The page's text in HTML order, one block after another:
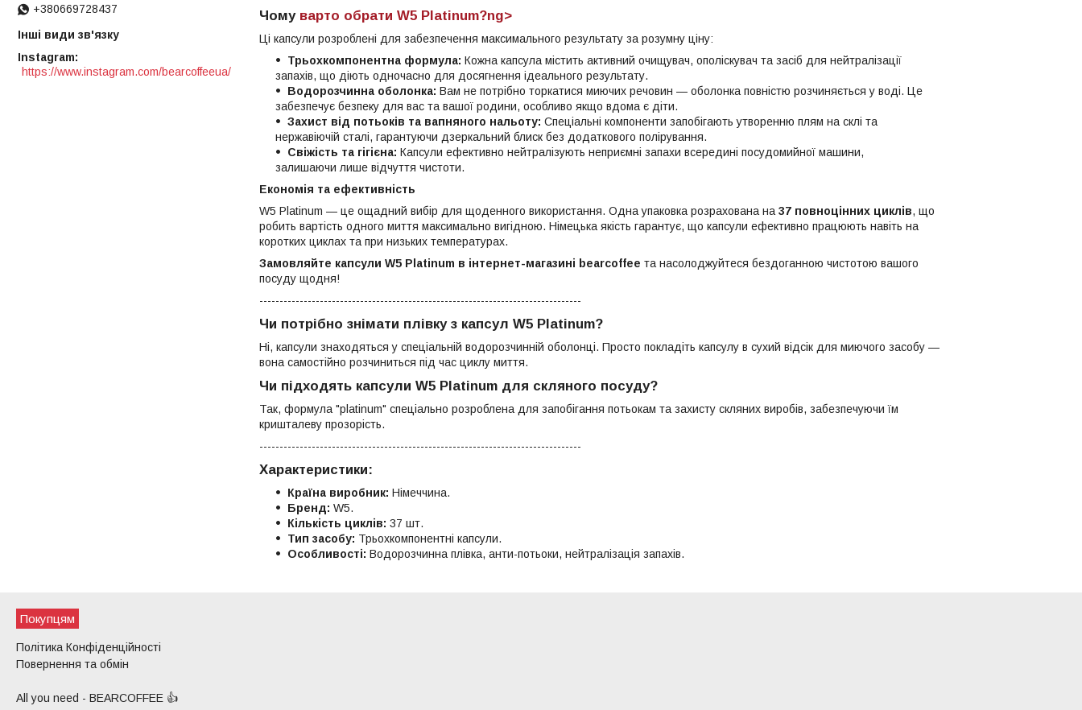
Чому варто обрати W5 Platinum?ng>
Ці капсули розроблені для забезпечення максимального результату за розумну ціну:
Трьохкомпонентна формула: Кожна капсула містить активний очищувач, ополіскувач та засіб для нейтралізації
запахів, що діють одночасно для досягнення ідеального результату.
Водорозчинна оболонка: Вам не потрібно торкатися миючих речовин — оболонка повністю розчиняється у воді. Це
забезпечує безпеку для вас та вашої родини, особливо якщо вдома є діти.
Захист від потьоків та вапняного нальоту: Спеціальні компоненти запобігають утворенню плям на склі та
нержавіючій сталі, гарантуючи дзеркальний блиск без додаткового полірування.
Свіжість та гігієна: Капсули ефективно нейтралізують неприємні запахи всередині посудомийної машини,
залишаючи лише відчуття чистоти.
Економія та ефективність
W5 Platinum — це ощадний вибір для щоденного використання. Одна упаковка розрахована на37 повноцінних циклів, що
робить вартість одного миття максимально вигідною. Німецька якість гарантує, що капсули ефективно працюють навіть на
коротких циклах та при низьких температурах.
Замовляйте капсули W5 Platinum в інтернет-магазині bearcoffee та насолоджуйтеся бездоганною чистотою вашого
посуду щодня!
--------------------------------------------------------------------------------
Чи потрібно знімати плівку з капсул W5 Platinum?
Ні, капсули знаходяться у спеціальній водорозчинній оболонці. Просто покладіть капсулу в сухий відсік для миючого засобу —
вона самостійно розчиниться під час циклу миття.
Чи підходять капсули W5 Platinum для скляного посуду?
Так, формула "platinum" спеціально розроблена для запобігання потьокам та захисту скляних виробів, забезпечуючи їм
кришталеву прозорість.
--------------------------------------------------------------------------------
Характеристики:
Країна виробник: Німеччина.
Бренд: W5.
Кількість циклів: 37 шт.
Тип засобу: Трьохкомпонентні капсули.
Особливості: Водорозчинна плівка, анти-потьоки, нейтралізація запахів.
+380669728437
Інші види зв'язку
Instagram
https://www.instagram.com/bearcoffeeua/
Покупцям
Політика Конфіденційності
Повернення та обмін
All you need - BEARCOFFEE 👍